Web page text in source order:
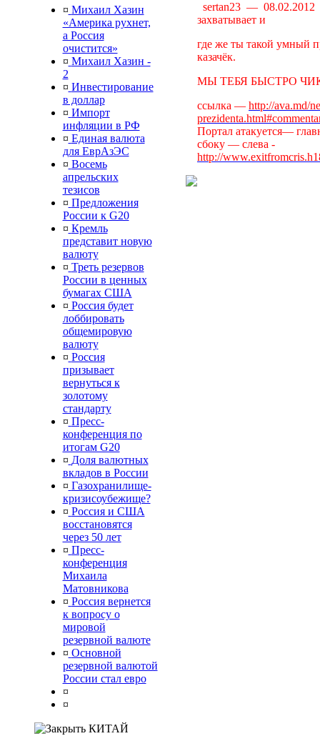
¤ Михаил Хазин
«Америка рухнет,
а Россия
очистится»
¤ Михаил Хазин -
2
¤ Инвестирование
в доллар
¤ Импорт
инфляции в РФ
¤ Единая валюта
для ЕврАзЭС
¤ Восемь
апрельских
тезисов
¤ Предложения
России к G20
¤ Кремль
представит новую
валюту
¤ Треть резервов
России в ценных
бумагах США
¤ Россия будет
лоббировать
общемировую
валюту
¤ Россия
призывает
вернуться к
золотому
стандарту
¤ Пресс-
конференция по
итогам G20
¤ Доля валютных
вкладов в России
¤ Газохранилище-
кризисоубежище?
¤ Россия и США
восстановятся
через 50 лет
¤ Пресс-
конференция
Михаила
Матовникова
¤ Россия вернется
к вопросу о
мировой
резервной валюте
¤ Основной
резервной валютой
России стал евро
¤
¤
КИТАЙ
sertan23 —
захватывает и
где же ты такой умный
казачёк.
МЫ ТЕБЯ БЫСТРО
ссылка — http://ava.md/
Портал атакуется—
сбоку — слева -
http://